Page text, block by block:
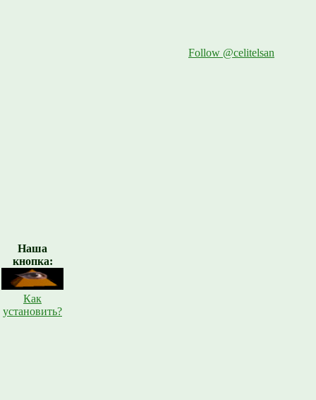
Наша
кнопка:
Как
установить?
Follow @celitelsan